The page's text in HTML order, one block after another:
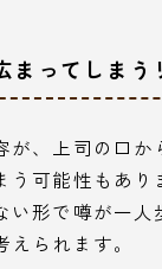
まってしまう
が、上司の口か
う可能性もあり
い形で噂が一人
られます。